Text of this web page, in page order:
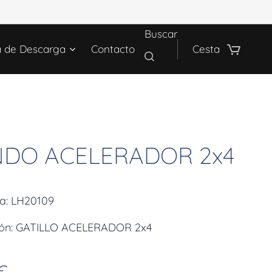
de Descarga Contacto
Buscar
Cesta
ACELERADOR 2x4
LH20109
GATILLO ACELERADOR 2x4